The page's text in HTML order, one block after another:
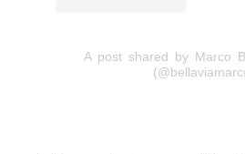
A post shared by Marco